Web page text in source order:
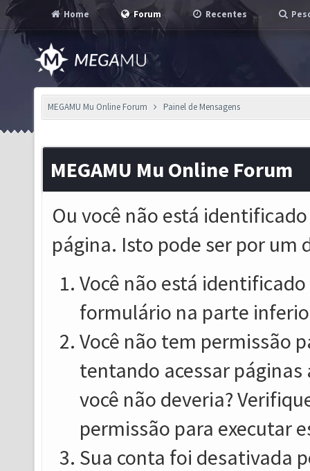
Home Forum Recentes
MEGAMU Mu Online Forum Painel de Mensagens
MEGAMU Mu Online Forum
Ou você não está
página. Isto pode ser por um
Você não está
formulário na parte
Você não tem permissão
tentando acessar
você não deveria?
permissão para executar
Sua conta foi desativada